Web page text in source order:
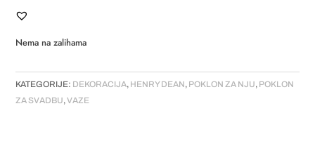
Nema na zalihama
KATEGORIJE: DEKORACIJA, HENRY DEAN, POKLON ZA NJU, POKLON
ZA SVADBU,VAZE